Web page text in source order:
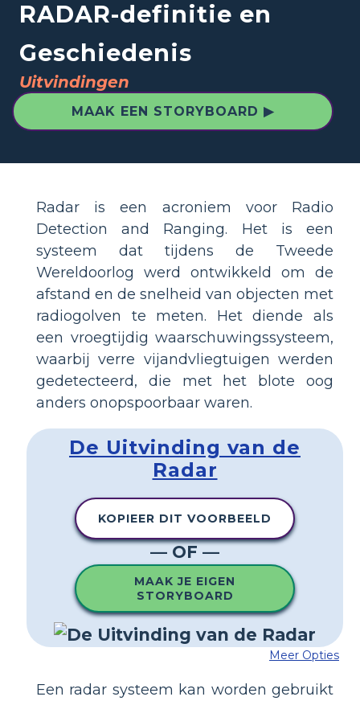
RADAR-definitie en
Geschiedenis
Uitvindingen
MAAK EEN STORYBOARD ▶
Radar is een acroniem voor Radio
Detection and Ranging. Het is een
systeem dat tijdens de Tweede
Wereldoorlog werd ontwikkeld om de
afstand en de snelheid van objecten met
radiogolven te meten. Het diende als
een vroegtijdig waarschuwingssysteem,
waarbij verre vijandvliegtuigen werden
gedetecteerd, die met het blote oog
anders onopspoorbaar waren.
De Uitvinding van de
Radar
KOPIEER DIT VOORBEELD
— OF —
MAAK JE EIGEN
STORYBOARD
Meer Opties
Een radar systeem kan worden gebruikt